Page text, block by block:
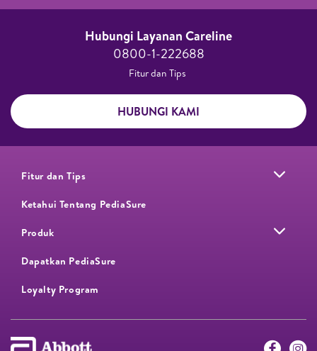
Hubungi Layanan Careline​
0800-1-222688​
Fitur dan Tips ​
HUBUNGI KAMI
Fitur dan Tips
Ketahui Tentang PediaSure
Produk
Dapatkan PediaSure
Loyalty Program​